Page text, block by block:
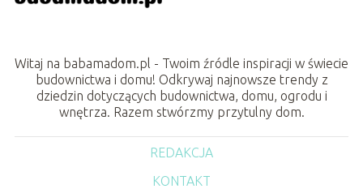
Witaj na babamadom.pl - Twoim źródle inspiracji w świecie
budownictwa i domu! Odkrywaj najnowsze trendy z
dziedzin dotyczących budownictwa, domu, ogrodu i
wnętrza. Razem stwórzmy przytulny dom.
REDAKCJA
KONTAKT